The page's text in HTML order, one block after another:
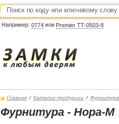
Например: 0774 или Premier ТТ-0503-8
Главная / Каталог продукции / Фурнитура
Фурнитура - Нора-М